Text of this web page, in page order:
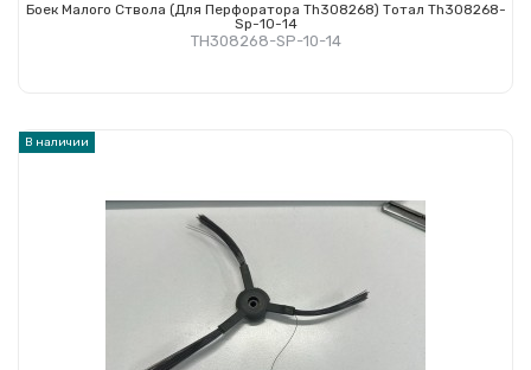
Боек Малого Ствола (для Перфоратора Th308268) Тотал Th308268-
Sp-10-14
TH308268-SP-10-14
В наличии